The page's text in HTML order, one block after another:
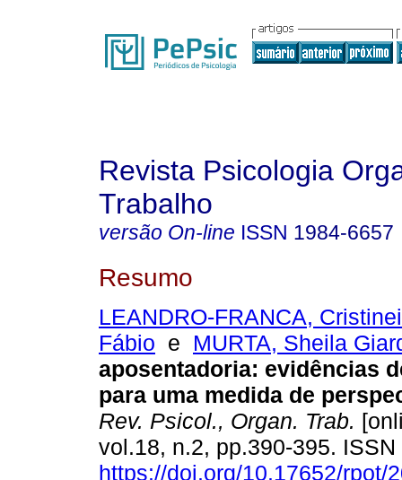
Revista Psicologia
Trabalho
versão On-line ISSN 1984-6657
Resumo
LEANDRO-FRANCA,
Fábio e MURTA, Sheila
aposentadoria: evidências
para uma medida de
Rev. Psicol., Organ. Trab.
vol.18, n.2, pp.390-395.
https://doi.org/10.17652/rpot/